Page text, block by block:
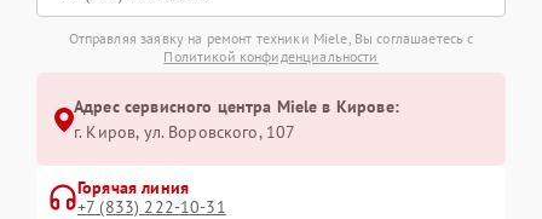
Отправляя заявку на ремонт техники Miele, Вы соглашаетесь с
Политикой конфиденциальности
Адрес сервисного центра Miele в Кирове:
г. Киров, ул. Воровского, 107
Горячая линия
+7 (833) 222-10-31